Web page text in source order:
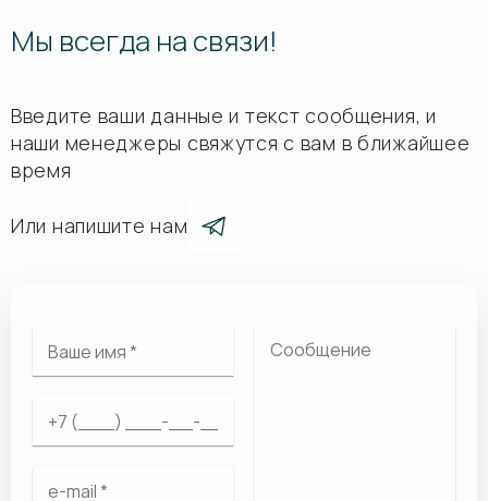
Мы всегда на связи!
Введите ваши данные и текст сообщения, и
наши менеджеры свяжутся с вам в ближайшее
время
Или напишите нам